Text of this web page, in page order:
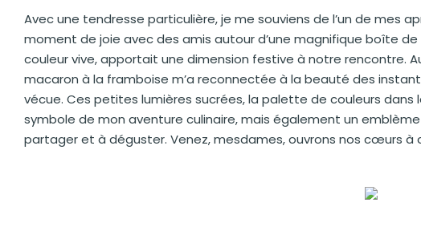
Avec une tendresse particulière, je me souviens de l’un de mes
moment de joie avec des amis autour d’une magnifique boîte
couleur vive, apportait une dimension festive à notre rencontre.
macaron à la framboise m’a reconnectée à la beauté des
vécue. Ces petites lumières sucrées, la palette de couleurs
symbole de mon aventure culinaire, mais également un
partager et à déguster. Venez, mesdames, ouvrons nos cœurs à